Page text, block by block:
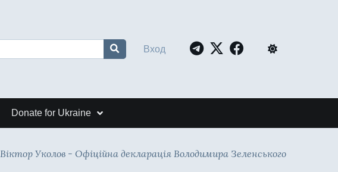
Вход
Donate for Ukraine
Віктор Уколов - Офіційна декларація Володимира Зеленського